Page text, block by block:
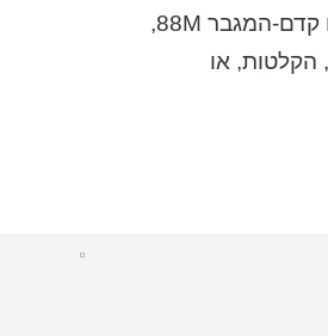
ה88C תוכנן ומיוצר במפעל של Neve בבריטניה תוך הקפדה על איכות בנייה בלתי מתפשרת. הוא משתלב בצורה אידיאלית עם קדם-המגבר 88M,
הקלטות, או